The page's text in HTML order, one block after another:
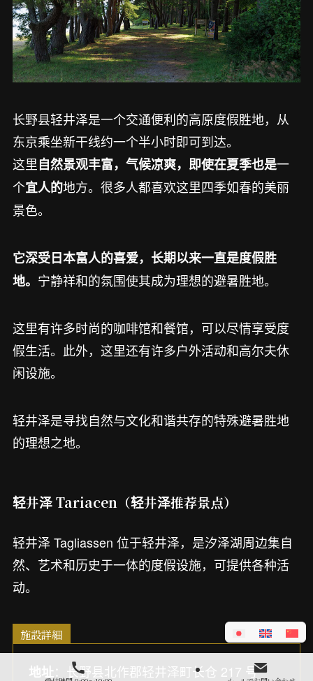
长野县轻井泽是一个交通便利的高原度假胜地，从
东京乘坐新干线约一个半小时即可到达。
这里自然景观丰富，气候凉爽，即使在夏季也是一
个宜人的地方。很多人都喜欢这里四季如春的美丽
景色。
它深受日本富人的喜爱，长期以来一直是度假胜
地。 宁静祥和的氛围使其成为理想的避暑胜地。
这里有许多时尚的咖啡馆和餐馆，可以尽情享受度
假生活。此外，这里还有许多户外活动和高尔夫休
闲设施。
轻井泽是寻找自然与文化和谐共存的特殊避暑胜地
的理想之地。
轻井泽 Tariacen（轻井泽推荐景点）
轻井泽 Tagliassen 位于轻井泽，是汐泽湖周边集自
然、艺术和历史于一体的度假设施，可提供各种活
动。
施設詳細
地址：长野县北作郡轻井泽町长仓 217 号